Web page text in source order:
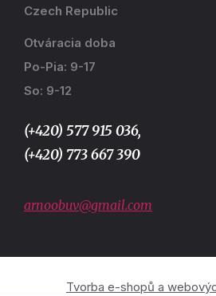
Czech Republic
Otváracia doba
Po-Pia: 9-17
So: 9-12
(+420) 577 915 036,
(+420) 773 667 390
arnoobuv@gmail.com
Tvorba e-shopů a